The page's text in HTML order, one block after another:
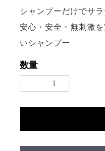
シャンプーだけでサ
安心・安全・無刺激
いシャンプー
数量